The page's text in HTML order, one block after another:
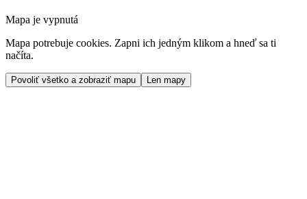
Mapa je vypnutá
Mapa potrebuje cookies. Zapni ich jedným klikom a hneď sa ti
načíta.
Povoliť všetko a zobraziť mapu Len mapy